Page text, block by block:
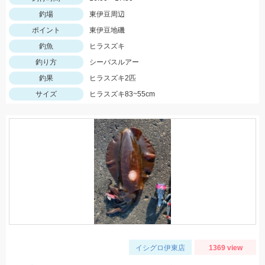
釣場
東伊豆周辺
ポイント
東伊豆地磯
釣魚
ヒラスズキ
釣り方
シーバスルアー
釣果
ヒラスズキ2匹
サイズ
ヒラスズキ83~55cm
イシグロ伊東店 1369 view